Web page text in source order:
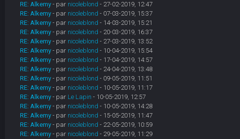
RE: Alkemy - par nicoleblond - 27-02-2019, 12:47
RE: Alkemy - par nicoleblond - 07-03-2019, 15:37
RE: Alkemy - par nicoleblond - 14-03-2019, 15:21
RE: Alkemy - par nicoleblond - 20-03-2019, 16:37
RE: Alkemy - par nicoleblond - 27-03-2019, 13:52
RE: Alkemy - par nicoleblond - 10-04-2019, 15:54
RE: Alkemy - par nicoleblond - 17-04-2019, 14:57
RE: Alkemy - par nicoleblond - 24-04-2019, 13:48
RE: Alkemy - par nicoleblond - 09-05-2019, 11:51
RE: Alkemy - par nicoleblond - 10-05-2019, 11:17
RE: Alkemy - par Le Lapin - 10-05-2019, 12:57
RE: Alkemy - par nicoleblond - 10-05-2019, 14:28
RE: Alkemy - par nicoleblond - 15-05-2019, 11:47
RE: Alkemy - par nicoleblond - 22-05-2019, 10:59
RE: Alkemy - par nicoleblond - 29-05-2019, 11:29